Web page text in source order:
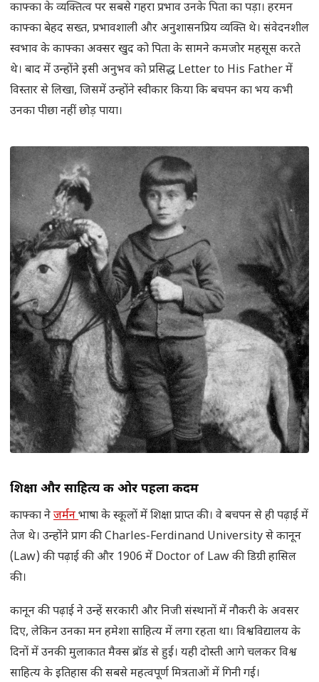
काफ्का के व्यक्तित्व पर सबसे गहरा प्रभाव उनके पिता का पड़ा। हरमन
काफ्का बेहद सख्त, प्रभावशाली और अनुशासनप्रिय व्यक्ति थे। संवेदनशील
स्वभाव के काफ्का अक्सर खुद को पिता के सामने कमजोर महसूस करते
थे। बाद में उन्होंने इसी अनुभव को प्रसिद्ध Letter to His Father में
विस्तार से लिखा, जिसमें उन्होंने स्वीकार किया कि बचपन का भय कभी
उनका पीछा नहीं छोड़ पाया।
शिक्षा और साहित्य की ओर पहला कदम
काफ्का नेजर्मनभाषा के स्कूलों में शिक्षा प्राप्त की। वे बचपन से ही पढ़ाई में
तेज थे। उन्होंने प्राग की Charles-Ferdinand University से कानून
(Law) की पढ़ाई की और 1906 में Doctor of Law की डिग्री हासिल
की।
कानून की पढ़ाई ने उन्हें सरकारी और निजी संस्थानों में नौकरी के अवसर
दिए, लेकिन उनका मन हमेशा साहित्य में लगा रहता था। विश्वविद्यालय के
दिनों में उनकी मुलाकात मैक्स ब्रॉड से हुई। यही दोस्ती आगे चलकर विश्व
साहित्य के इतिहास की सबसे महत्वपूर्ण मित्रताओं में गिनी गई।